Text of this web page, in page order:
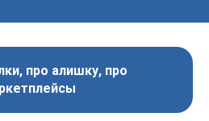
про алишку, про